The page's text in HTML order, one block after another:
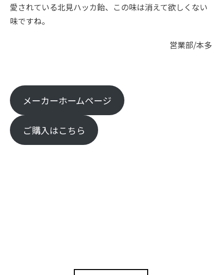
愛されている北見ハッカ飴、この味は消えて欲しくない
味ですね。
営業部/本多
メーカーホームページ
ご購入はこちら